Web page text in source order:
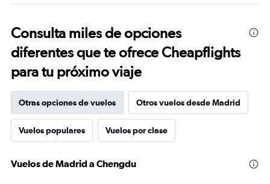
Consulta miles de opciones
diferentes que te ofrece Cheapflights
para tu próximo viaje
Otras opciones de vuelos Otros vuelos desde Madrid
Vuelos populares Vuelos por clase
Vuelos de Madrid a Chengdu